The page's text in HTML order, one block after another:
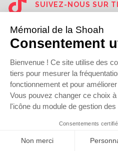
SUIVEZ-NOUS SUR
SUIVEZ-NOUS SUR
© 2017
Mémorial de la
Newsletter
Presse